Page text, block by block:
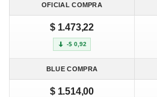
OFICIAL COMPRA
$ 1.473,22
-$ 0,92
BLUE COMPRA
$ 1.514,00